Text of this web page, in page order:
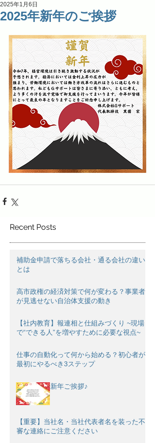
2025年新年のご挨拶
2025年1月6日
Recent Posts
補助金申請で落ちる会社・通る会社の違い
とは
高市政権の経済対策で何が変わる？事業者
が見逃せない自治体支援の動き
【社内教育】報連相と仕組みづくり ~現場
で“できる人”を増やすために必要な視点~
仕事の自動化って何から始める？初心者が
最初にやるべき3ステップ
新年ご挨拶♪
【重要】当社名・当社代表者名を装った不
審な連絡にご注意ください